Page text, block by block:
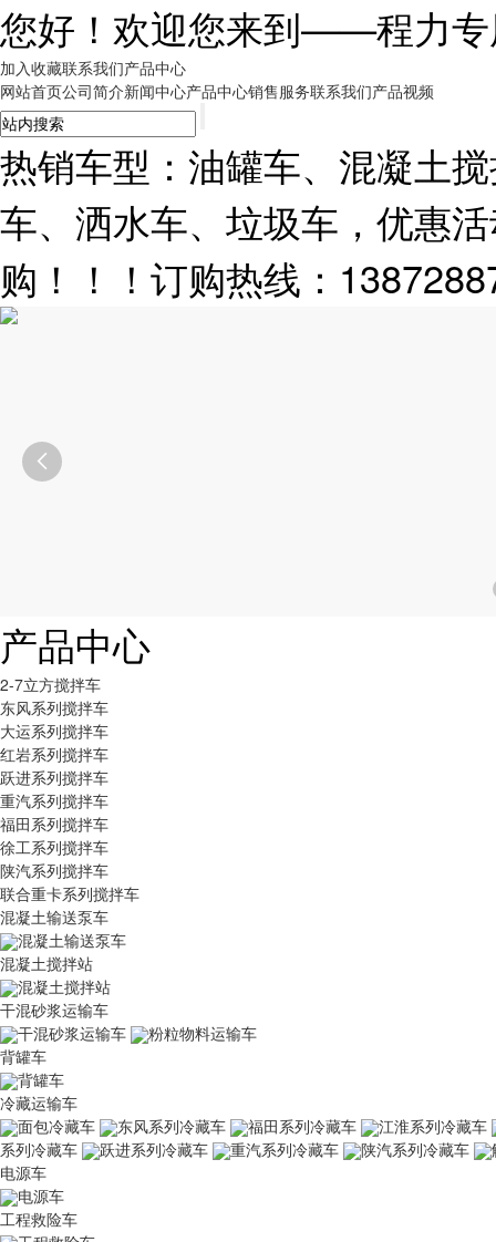
您好！欢迎您来到——程力
加入收藏联系我们产品中心
网站首页公司简介新闻中心产品中心销售服务联系我们产品视频
热销车型：油罐车、混凝土
车、洒水车、垃圾车，优惠
购！！！订购热线：

产品中心
2-7立方搅拌车
东风系列搅拌车
大运系列搅拌车
红岩系列搅拌车
跃进系列搅拌车
重汽系列搅拌车
福田系列搅拌车
徐工系列搅拌车
陕汽系列搅拌车
联合重卡系列搅拌车
混凝土输送泵车
混凝土输送泵车
混凝土搅拌站
混凝土搅拌站
干混砂浆运输车
干混砂浆运输车
粉粒物料运输车
背罐车
背罐车
冷藏运输车
面包冷藏车
东风系列冷藏车 福田系列冷藏车
江淮系列冷藏车
系列冷藏车
跃进系列冷藏车 重汽系列冷藏车 陕汽系列冷藏车
电源车
电源车
工程救险车